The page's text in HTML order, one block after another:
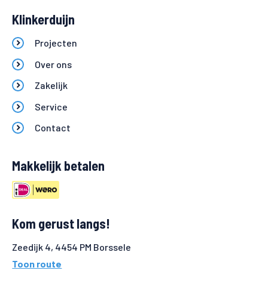
Klinkerduijn
Projecten
Over ons
Zakelijk
Service
Contact
Makkelijk betalen
Kom gerust langs!
Zeedijk 4, 4454 PM Borssele
Toon route